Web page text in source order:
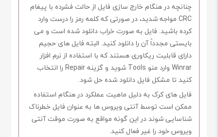
چنانچه در هنگام خارج سازی فایل از حالت فشرده با پیغام
CRC مواجه شدید، در صورتی که کلمه رمز را درست وارد
کرده باشید. فایل به صورت خراب دانلود شده است و می
بایستی مجدداً آن را دانلود کنید. البته فایل های حجیم
دارای قابلیت ریکاوری هستند که با استفاده از نرم افزار
Winrar وارد منو Tools شوید و گزینه Repair را انتخاب
کنید تا مشکل فایل دانلود شده حل شود.
فایل های کرک به دلیل ماهیت عملکرد در هنگام استفاده
ممکن است توسط آنتی ویروس ها به عنوان فایل خطرناک
شناسایی شوند در این گونه مواقع به صورت موقت آنتی
ویروس خود را غیر فعال کنید.